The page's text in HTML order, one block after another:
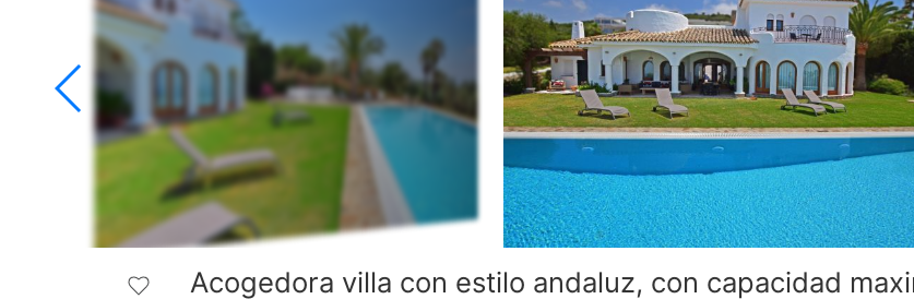
Acogedora villa con estilo andaluz, con capacidad